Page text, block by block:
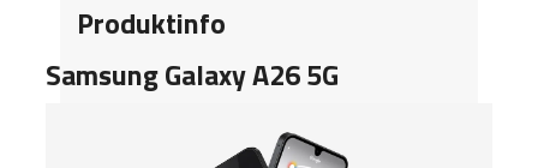
Produktinfo
Samsung Galaxy A26 5G